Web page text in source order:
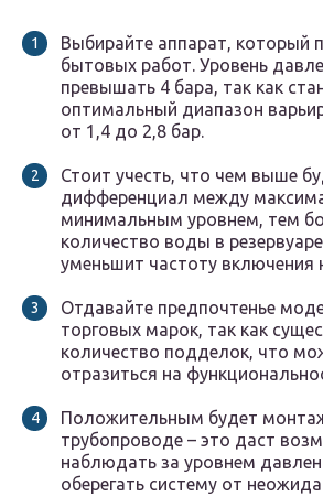
Выбирайте аппарат, который
бытовых работ. Уровень
превышать 4 бара, так как
оптимальный диапазон
от 1,4 до 2,8 бар.
Стоит учесть, что чем выше
дифференциал между
минимальным уровнем, тем
количество воды в
уменьшит частоту включения
Отдавайте предпочтенье
торговых марок, так как
количество подделок, что
отразиться на
Положительным будет
трубопроводе – это даст
наблюдать за уровнем
оберегать систему от